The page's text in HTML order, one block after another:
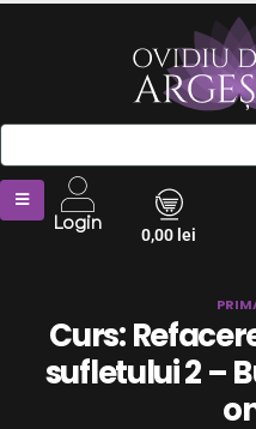
Login 0,00 lei
Curs:
sufletului 2 –